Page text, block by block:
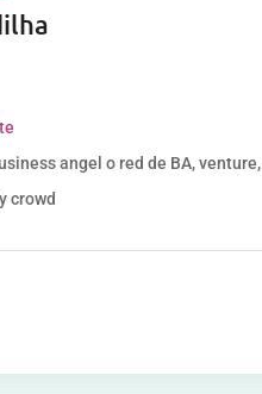
angel o red de BA, venture,
crowd